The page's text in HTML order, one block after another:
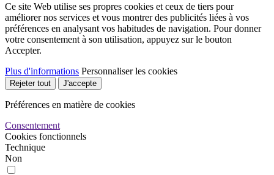
Ce site Web utilise ses propres cookies et ceux de tiers pour
améliorer nos services et vous montrer des publicités liées à vos
préférences en analysant vos habitudes de navigation. Pour donner
votre consentement à son utilisation, appuyez sur le bouton
Accepter.
Plus d'informations Personnaliser les cookies
Rejeter tout J'accepte
Préférences en matière de cookies
Consentement
Cookies fonctionnels
Technique
Non